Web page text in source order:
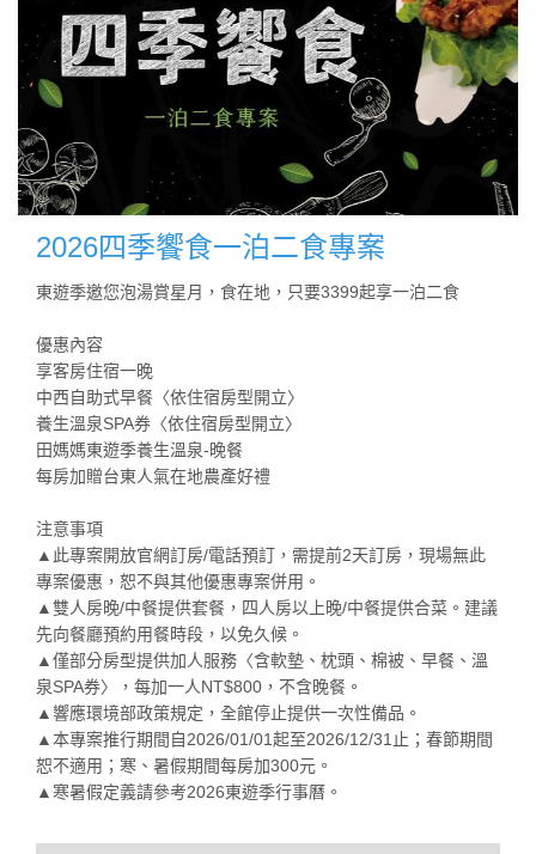
2026四季饗食一泊二食專案
東遊季邀您泡湯賞星月，食在地，只要3399起享一泊二食
優惠內容
享客房住宿一晚
中西自助式早餐〈依住宿房型開立〉
養生溫泉SPA券〈依住宿房型開立〉
田媽媽東遊季養生溫泉-晚餐
每房加贈台東人氣在地農產好禮
注意事項
▲此專案開放官網訂房/電話預訂，需提前2天訂房，現場無此
專案優惠，恕不與其他優惠專案併用。
▲雙人房晚/中餐提供套餐，四人房以上晚/中餐提供合菜。建議
先向餐廳預約用餐時段，以免久候。
▲僅部分房型提供加人服務〈含軟墊、枕頭、棉被、早餐、溫
泉SPA券〉，每加一人NT$800，不含晚餐。
▲響應環境部政策規定，全館停止提供一次性備品。
▲本專案推行期間自2026/01/01起至2026/12/31止；春節期間
恕不適用；寒、暑假期間每房加300元。
▲寒暑假定義請參考2026東遊季行事曆。